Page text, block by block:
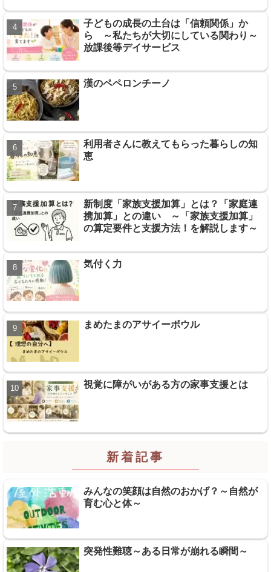
子どもの成長の土台は「信頼関係」か
ら ～私たちが大切にしている関わり～
放課後等デイサービス
漢のペペロンチーノ
利用者さんに教えてもらった暮らしの知
恵
新制度「家族支援加算」とは？「家庭連
携加算」との違い ～「家族支援加算」
の算定要件と支援方法！を解説します～
気付く力
まめたまのアサイーボウル
視覚に障がいがある方の家事支援とは
新着記事
みんなの笑顔は自然のおかげ？～自然が
育む心と体～
突発性難聴～ある日常が崩れる瞬間～